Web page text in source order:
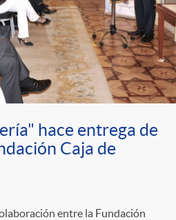
hace entrega de
Caja de
entre la Fundación